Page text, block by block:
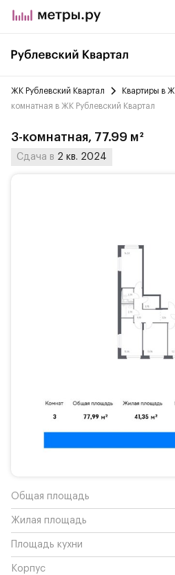
ЖК Рублевский Квартал Квартиры в
комнатная в ЖК Рублевский Квартал
3-комнатная, 77.99 м²
Сдача в 2 кв. 2024
Общая площадь
Жилая площадь
Площадь кухни
Корпус